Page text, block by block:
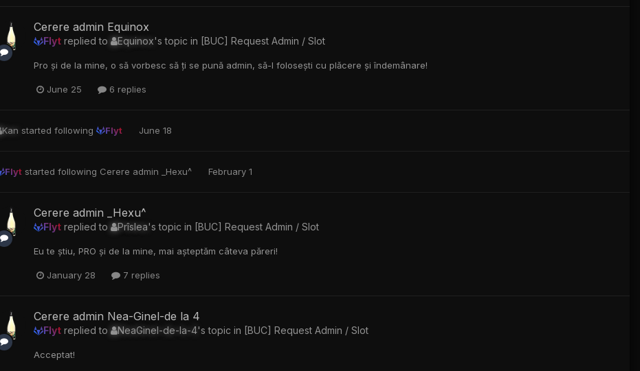
Cerere admin Equinox
Flyt replied to Equinox's topic in [BUC] Request Admin / Slot
Pro și de la mine, o să vorbesc să ți se pună admin, să-l folosești cu plăcere și îndemânare!
June 25 6 replies
Kan started following Flyt June 18
Flyt started following Cerere admin _Hexu^ February 1
Cerere admin _Hexu^
Flyt replied to Prîslea's topic in [BUC] Request Admin / Slot
Eu te știu, PRO și de la mine, mai așteptăm câteva păreri!
January 28 7 replies
Cerere admin Nea-Ginel-de la 4
Flyt replied to NeaGinel-de-la-4's topic in [BUC] Request Admin / Slot
Acceptat!